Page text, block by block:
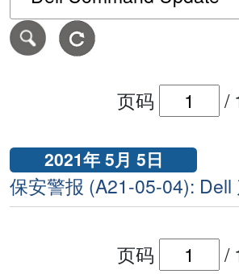
页码 /
2021年 5月 5日
保安警报 (A21-05-04): Dell
页码 /